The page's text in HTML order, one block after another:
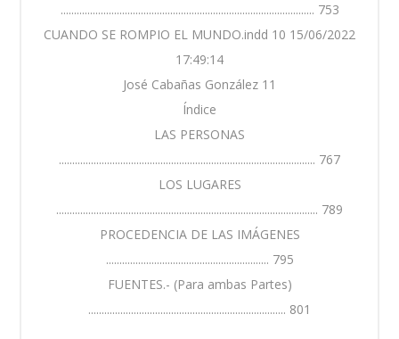
............................................................................................... 753
CUANDO SE ROMPIO EL MUNDO.indd 10 15/06/2022
17:49:14
José Cabañas González 11
Índice
LAS PERSONAS
................................................................................................ 767
LOS LUGARES
.................................................................................................. 789
PROCEDENCIA DE LAS IMÁGENES
............................................................. 795
FUENTES.- (Para ambas Partes)
.......................................................................... 801